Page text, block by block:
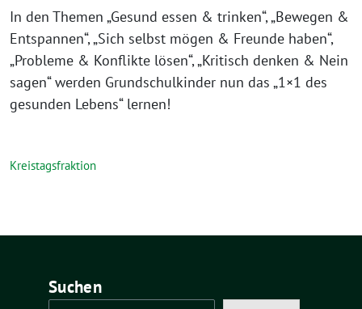
In den Themen „Gesund essen & trinken“, „Bewegen &
Entspannen“, „Sich selbst mögen & Freunde haben“,
„Probleme & Konflikte lösen“, „Kritisch denken & Nein
sagen“ werden Grundschulkinder nun das „1×1 des
gesunden Lebens“ lernen!
Kreistagsfraktion
Suchen